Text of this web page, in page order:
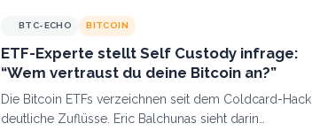
BTC-ECHO BITCOIN
ETF-Experte stellt Self Custody infrage:
“Wem vertraust du deine Bitcoin an?”
Die Bitcoin ETFs verzeichnen seit dem Coldcard-Hack
deutliche Zuflüsse. Eric Balchunas sieht darin